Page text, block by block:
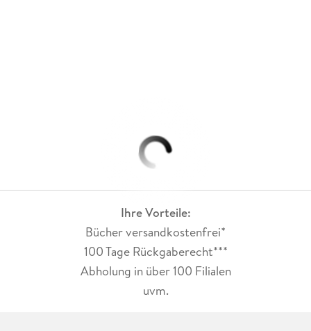
Ihre Vorteile:
Bücher versandkostenfrei*
100 Tage Rückgaberecht***
Abholung in über 100 Filialen
uvm.